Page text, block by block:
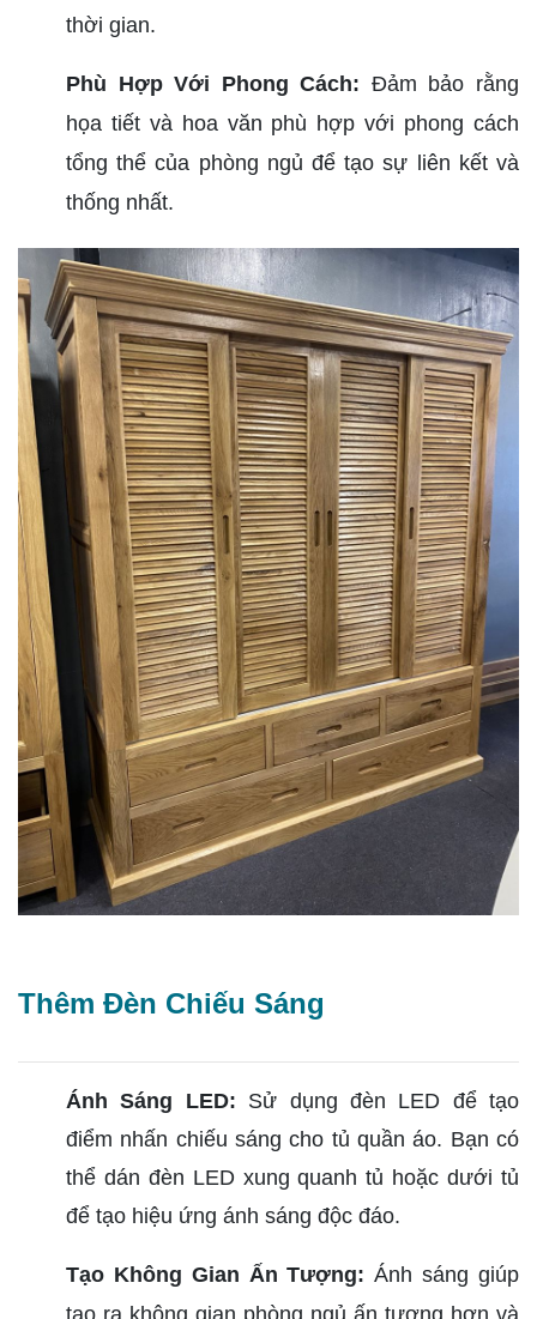
thời gian.
Phù Hợp Với Phong Cách: Đảm bảo rằng
họa tiết và hoa văn phù hợp với phong cách
tổng thể của phòng ngủ để tạo sự liên kết và
thống nhất.
Thêm Đèn Chiếu Sáng
Ánh Sáng LED: Sử dụng đèn LED để tạo
điểm nhấn chiếu sáng cho tủ quần áo. Bạn có
thể dán đèn LED xung quanh tủ hoặc dưới tủ
để tạo hiệu ứng ánh sáng độc đáo.
Tạo Không Gian Ấn Tượng: Ánh sáng giúp
tạo ra không gian phòng ngủ ấn tượng hơn và